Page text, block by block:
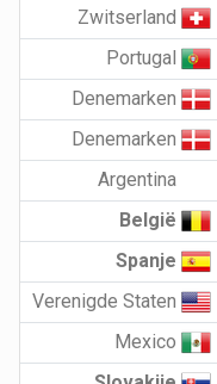
Zwitserland
Portugal
Denemarken
Denemarken
Argentina
België
Spanje
Verenigde Staten
Mexico